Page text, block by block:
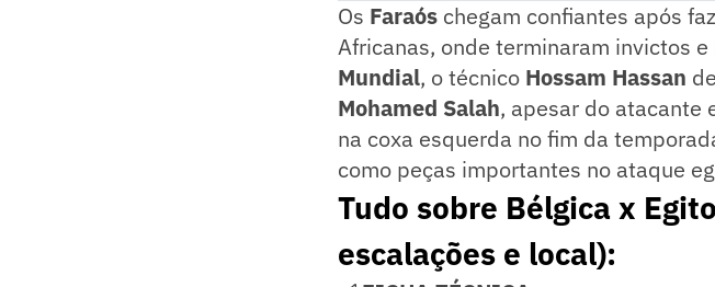
Os Faraós chegam confiantes após
Africanas, onde terminaram invictos
Mundial, o técnico Hossam Hassan
Mohamed Salah, apesar do atacante
na coxa esquerda no fim da
como peças importantes no ataque
Tudo sobre Bélgica x
escalações e local):